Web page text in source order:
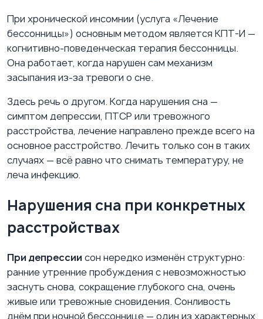
При хронической инсомнии (услуга «Лечение
бессонницы») основным методом является КПТ-И —
когнитивно-поведенческая терапия бессонницы.
Она работает, когда нарушен сам механизм
засыпания из-за тревоги о сне.
Здесь речь о другом. Когда нарушения сна —
симптом депрессии, ПТСР или тревожного
расстройства, лечение направлено прежде всего на
основное расстройство. Лечить только сон в таких
случаях — всё равно что снимать температуру, не
леча инфекцию.
Нарушения сна при конкретных
расстройствах
При депрессиисон нередко изменён структурно:
ранние утренние пробуждения с невозможностью
заснуть снова, сокращение глубокого сна, очень
живые или тревожные сновидения. Сонливость
днём при ночной бессоннице — один из характерных